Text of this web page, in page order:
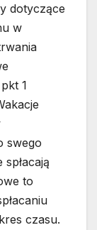
dotyczące
w
1
swego
to
czasu.